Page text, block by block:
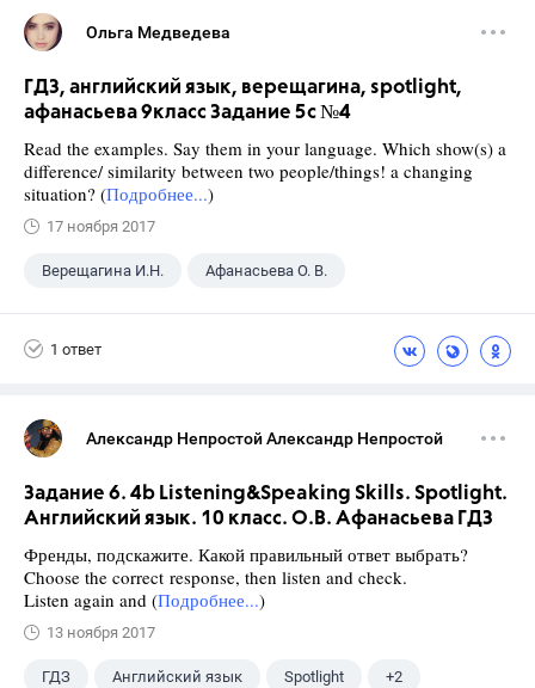
Ольга Медведева
ГДЗ, английский язык, верещагина, spotlight,
афанасьева 9класс Задание 5c №4
Read the examples. Say them in your language. Which show(s) a
difference/ similarity between two people/things! a changing
situation? (Подробнее...)
17 ноября 2017
Верещагина И.Н. Афанасьева О. В.
1 ответ
Александр Непростой Александр Непростой
Задание 6. 4b Listening&Speaking Skills. Spotlight.
Английский язык. 10 класс. О.В. Афанасьева ГДЗ
Френды, подскажите. Какой правильный ответ выбрать?
Choose the correct response, then listen and check.
Listen again and (Подробнее...)
13 ноября 2017
ГДЗ Английский язык Spotlight +2